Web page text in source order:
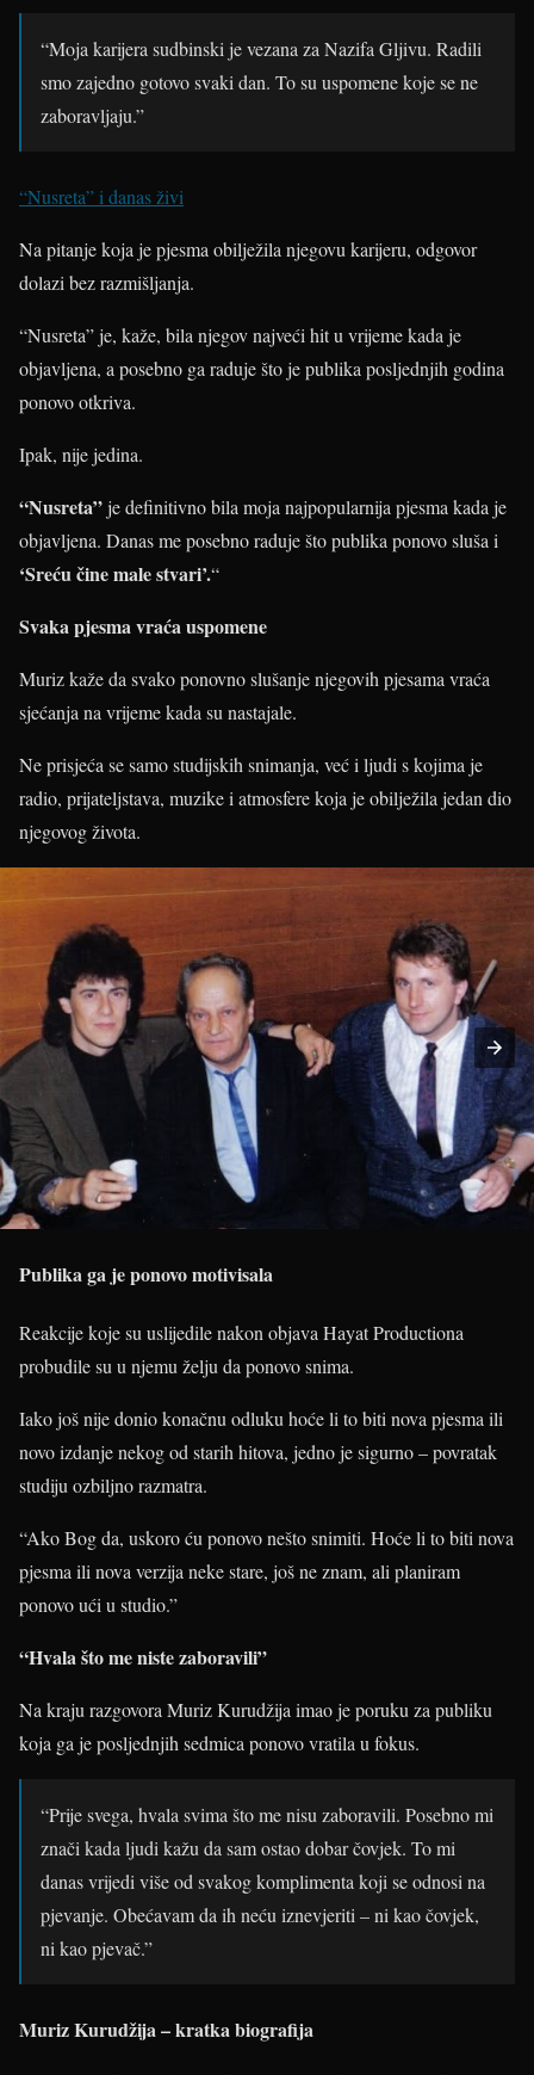
“Moja karijera sudbinski je vezana za Nazifa Gljivu. Radili
smo zajedno gotovo svaki dan. To su uspomene koje se ne
zaboravljaju.”
“Nusreta” i danas živi
Na pitanje koja je pjesma obilježila njegovu karijeru, odgovor
dolazi bez razmišljanja.
“Nusreta” je, kaže, bila njegov najveći hit u vrijeme kada je
objavljena, a posebno ga raduje što je publika posljednjih godina
ponovo otkriva.
Ipak, nije jedina.
“Nusreta”je definitivno bila moja najpopularnija pjesma kada je
objavljena. Danas me posebno raduje što publika ponovo sluša i
‘Sreću čine male stvari’.“
Svaka pjesma vraća uspomene
Muriz kaže da svako ponovno slušanje njegovih pjesama vraća
sjećanja na vrijeme kada su nastajale.
Ne prisjeća se samo studijskih snimanja, već i ljudi s kojima je
radio, prijateljstava, muzike i atmosfere koja je obilježila jedan dio
njegovog života.
Publika ga je ponovo motivisala
Reakcije koje su uslijedile nakon objava Hayat Productiona
probudile su u njemu želju da ponovo snima.
Iako još nije donio konačnu odluku hoće li to biti nova pjesma ili
novo izdanje nekog od starih hitova, jedno je sigurno – povratak
studiju ozbiljno razmatra.
“Ako Bog da, uskoro ću ponovo nešto snimiti. Hoće li to biti nova
pjesma ili nova verzija neke stare, još ne znam, ali planiram
ponovo ući u studio.”
“Hvala što me niste zaboravili”
Na kraju razgovora Muriz Kurudžija imao je poruku za publiku
koja ga je posljednjih sedmica ponovo vratila u fokus.
“Prije svega, hvala svima što me nisu zaboravili. Posebno mi
znači kada ljudi kažu da sam ostao dobar čovjek. To mi
danas vrijedi više od svakog komplimenta koji se odnosi na
pjevanje. Obećavam da ih neću iznevjeriti – ni kao čovjek,
ni kao pjevač.”
Muriz Kurudžija – kratka biografija